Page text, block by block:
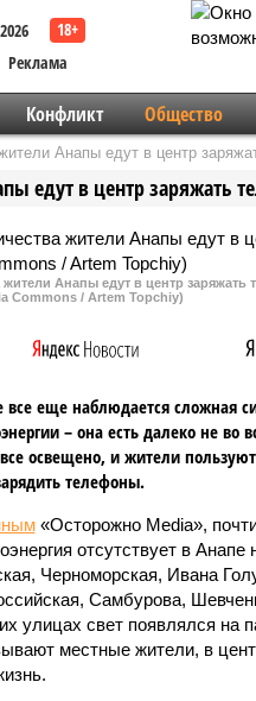
Реклама
Конфликт Общество
Анапы едут в центр
едут в центр заряжать
Анапы едут в центр
Commons / Artem Topchiy)
все еще наблюдается сложная
– она есть далеко не во
освещено, и жители
телефоны.
«Осторожно Media»,
отсутствует в Анапе
Черноморская, Ивана
Самбурова,
улицах свет появлялся на
местные жители, в